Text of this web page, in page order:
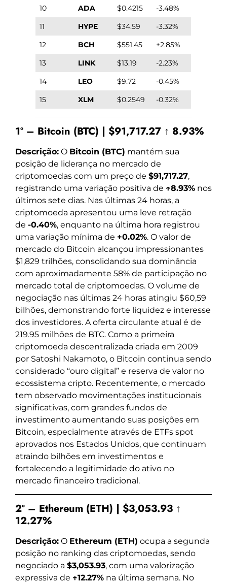
10
ADA $0.4215
-3.48%
11
HYPE $34.59
-3.32%
12
BCH $551.45
+2.85%
13
LINK $13.19
-2.23%
14
LEO $9.72
-0.45%
15
XLM $0.2549 -0.32%
1º – Bitcoin (BTC) | $91,717.27 ↑ 8.93%
Descrição: O Bitcoin (BTC) mantém sua
posição de liderança no mercado de
criptomoedas com um preço de $91,717.27,
registrando uma variação positiva de ↑8.93% nos
últimos sete dias. Nas últimas 24 horas, a
criptomoeda apresentou uma leve retração
de -0.40%, enquanto na última hora registrou
uma variação mínima de +0.02%. O valor de
mercado do Bitcoin alcançou impressionantes
$1,829 trilhões, consolidando sua dominância
com aproximadamente 58% de participação no
mercado total de criptomoedas. O volume de
negociação nas últimas 24 horas atingiu $60,59
bilhões, demonstrando forte liquidez e interesse
dos investidores. A oferta circulante atual é de
219.95 milhões de BTC. Como a primeira
criptomoeda descentralizada criada em 2009
por Satoshi Nakamoto, o Bitcoin continua sendo
considerado “ouro digital” e reserva de valor no
ecossistema cripto. Recentemente, o mercado
tem observado movimentações institucionais
significativas, com grandes fundos de
investimento aumentando suas posições em
Bitcoin, especialmente através de ETFs spot
aprovados nos Estados Unidos, que continuam
atraindo bilhões em investimentos e
fortalecendo a legitimidade do ativo no
mercado financeiro tradicional.
2º – Ethereum (ETH) | $3,053.93 ↑
12.27%
Descrição: O Ethereum (ETH) ocupa a segunda
posição no ranking das criptomoedas, sendo
negociado a $3,053.93, com uma valorização
expressiva de ↑12.27% na última semana. No